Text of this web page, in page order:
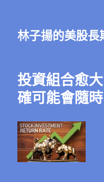
林子揚的美股長
投資組合愈
確可能會隨